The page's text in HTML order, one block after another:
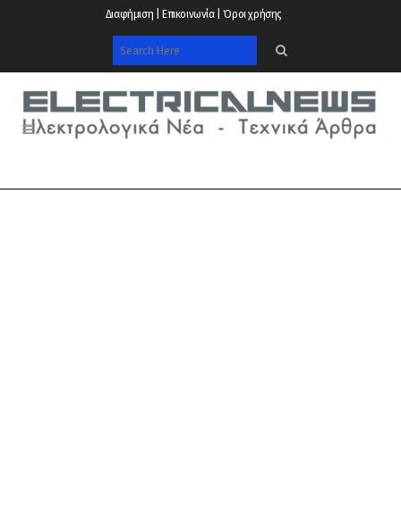
Διαφήμιση | Επικοινωνία | Όροι χρήσης